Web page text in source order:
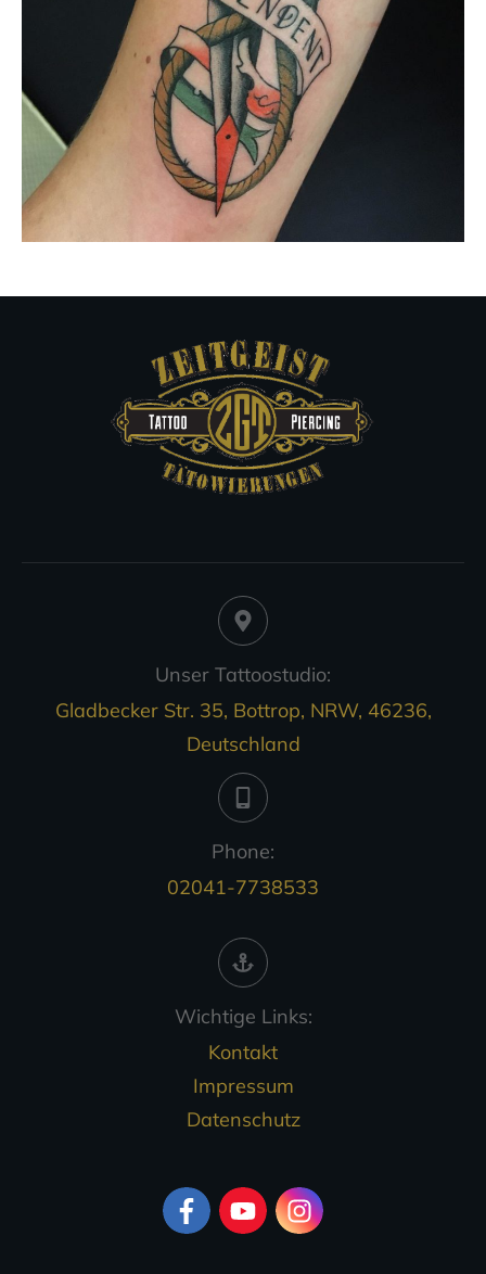
Unser Tattoostudio:
Gladbecker Str. 35, Bottrop, NRW, 46236,
Deutschland
Phone:
02041-7738533
Wichtige Links:
Kontakt
Impressum
Datenschutz